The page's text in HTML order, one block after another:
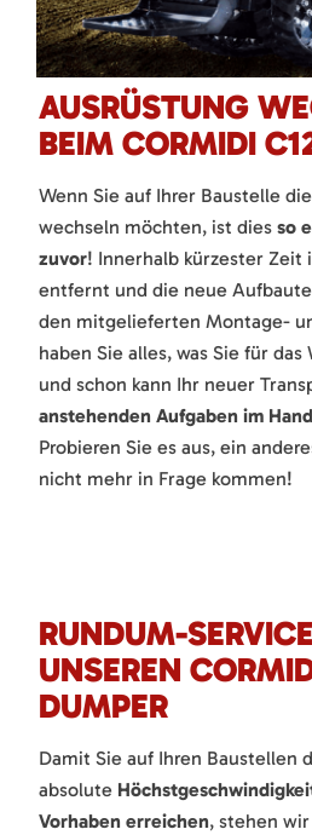
AUSRÜSTUNG
BEIM CORMIDI
Wenn Sie auf Ihrer Baustelle
wechseln möchten, ist dies so
zuvor! Innerhalb kürzester Zeit
entfernt und die neue
den mitgelieferten Montage-
haben Sie alles, was Sie für
und schon kann Ihr neuer
anstehenden Aufgaben im
Probieren Sie es aus, ein
nicht mehr in Frage kommen!
RUNDUM-
UNSEREN
DUMPER
Damit Sie auf Ihren Baustellen
absolute
Vorhaben erreichen, stehen